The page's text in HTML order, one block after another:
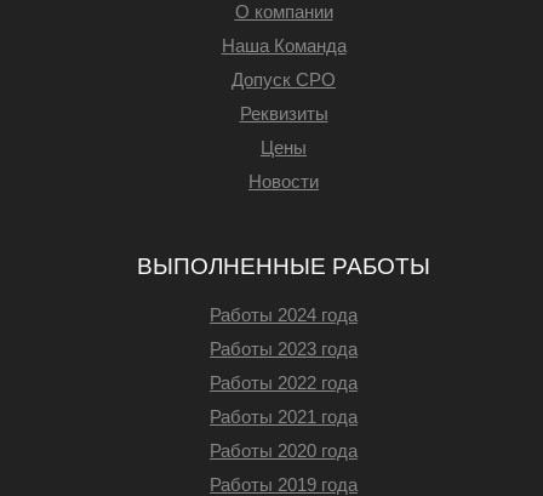
О компании
Наша Команда
Допуск СРО
Реквизиты
Цены
Новости
ВЫПОЛНЕННЫЕ РАБОТЫ
Работы 2024 года
Работы 2023 года
Работы 2022 года
Работы 2021 года
Работы 2020 года
Работы 2019 года